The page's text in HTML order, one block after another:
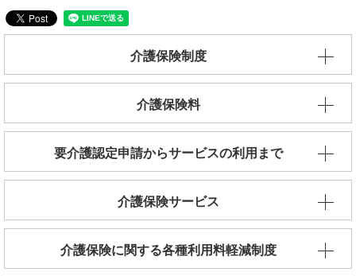
介護保険制度
介護保険料
要介護認定申請からサービスの利用まで
介護保険サービス
介護保険に関する各種利用料軽減制度